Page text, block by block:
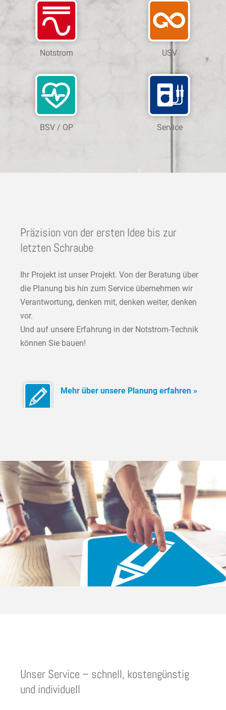
Notstrom USV
BSV / OP Service
Präzision von der ersten Idee bis zur
letzten Schraube
Ihr Projekt ist unser Projekt. Von der Beratung über
die Planung bis hin zum Service übernehmen wir
Verantwortung, denken mit, denken weiter, denken
vor.
Und auf unsere Erfahrung in der Notstrom-Technik
können Sie bauen!
Mehr über unsere Planung erfahren »
Unser Service – schnell, kostengünstig
und individuell